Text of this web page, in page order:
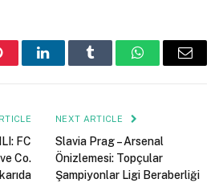
LinkedInTumblr WhatsAppEmail
FC
Co.
NEXT ARTICLE
Slavia Prag – Arsenal
Önizlemesi: Topçular
Şampiyonlar Ligi Beraberliği